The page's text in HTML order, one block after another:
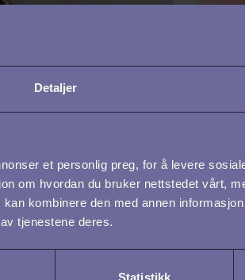
Detaljer
et personlig preg, for å levere
om hvordan du bruker nettstedet vårt,
kombinere den med annen
tjenestene deres.
Statistikk
fordeler
en samlet
Slik